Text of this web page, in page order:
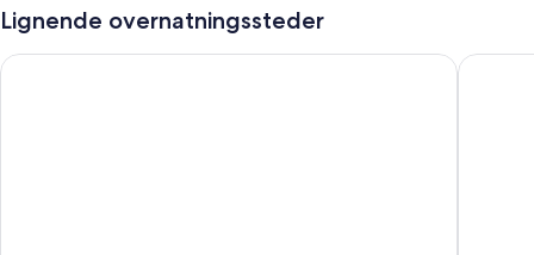
Lignende overnatningssteder
Holiday Inn Golden Gateway by IHG King